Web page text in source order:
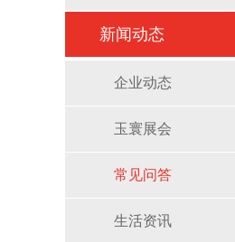
新闻动态
企业动态
玉寰展会
常见问答
生活资讯